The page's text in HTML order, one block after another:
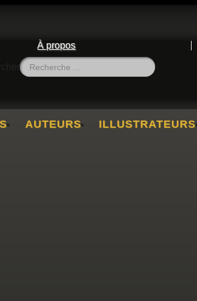
À propos
AUTEURS ILLUSTRATEURS